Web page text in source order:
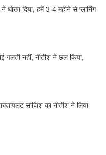
ने धोखा दिया, हमें 3-4 महीने से प्लानिंग
गलती नहीं, नीतीश ने छल किया,
साजिश का नीतीश ने लिया